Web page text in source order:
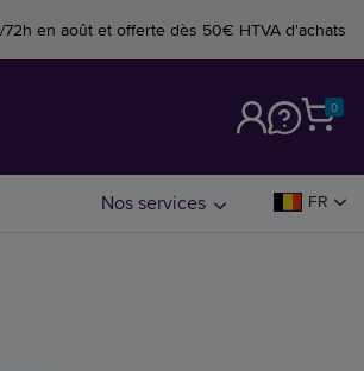
72h en août et offerte dès 50€ HTVA d'achats
0
Nos services FR